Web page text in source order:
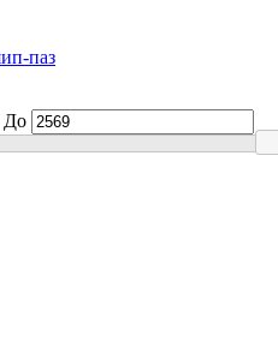
паз
До